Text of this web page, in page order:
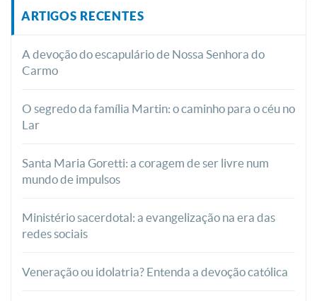
ARTIGOS RECENTES
A devoção do escapulário de Nossa Senhora do
Carmo
O segredo da família Martin: o caminho para o céu no
Lar
Santa Maria Goretti: a coragem de ser livre num
mundo de impulsos
Ministério sacerdotal: a evangelização na era das
redes sociais
Veneração ou idolatria? Entenda a devoção católica